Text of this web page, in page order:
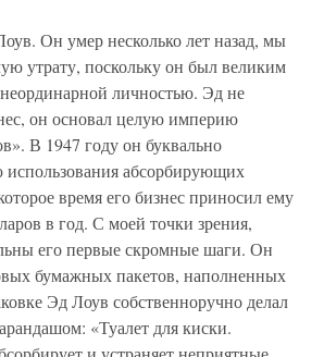
Он умер несколько лет назад, мы
утрату, поскольку он был великим
личностью. Эд не
он основал целую империю
В 1947 году он буквально
использования абсорбирующих
время его бизнес приносил ему
в год. С моей точки зрения,
его первые скромные шаги. Он
бумажных пакетов, наполненных
Эд Лоув собственноручно делал
«Туалет для киски.